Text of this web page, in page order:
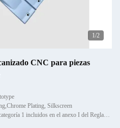
2/2
CNC para piezas
Plating, Silkscreen
Número de modelo: Los productos de la categoría 1 incluidos en el anexo I del Reglamento (CE) n.o 1907/2006 se clasifi